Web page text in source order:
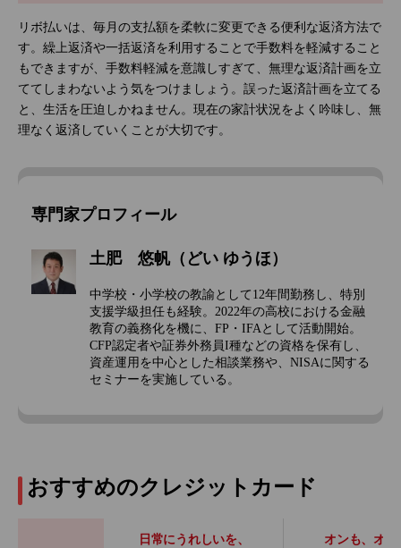
リボ払いは、毎月の支払額を柔軟に変更できる便利な返済方法で
す。繰上返済や一括返済を利用することで手数料を軽減すること
もできますが、手数料軽減を意識しすぎて、無理な返済計画を立
ててしまわないよう気をつけましょう。誤った返済計画を立てる
と、生活を圧迫しかねません。現在の家計状況をよく吟味し、無
理なく返済していくことが大切です。
専門家プロフィール
土肥 悠帆（どい ゆうほ）
中学校・小学校の教諭として12年間勤務し、特別
支援学級担任も経験。2022年の高校における金融
教育の義務化を機に、FP・IFAとして活動開始。
CFP認定者や証券外務員I種などの資格を保有し、
資産運用を中心とした相談業務や、NISAに関する
セミナーを実施している。
おすすめのクレジットカード
日常にうれしいを、
オンも、オフ